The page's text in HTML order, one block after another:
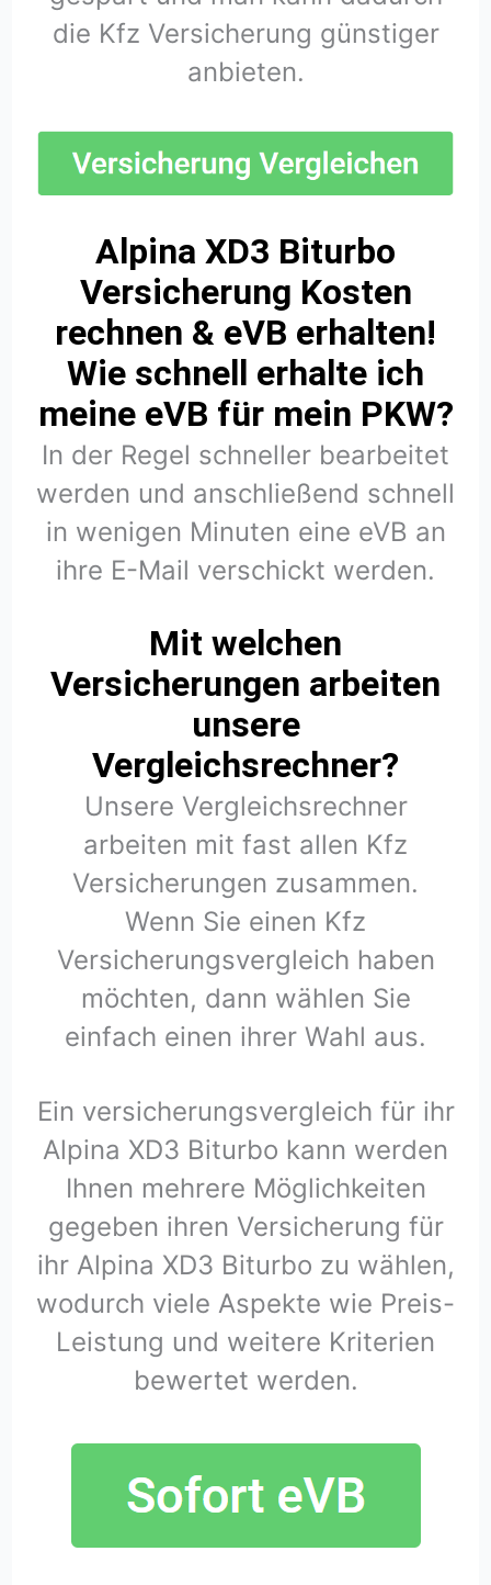
die Kfz Versicherung günstiger
anbieten.
Alpina XD3 Biturbo
Versicherung Kosten
rechnen & eVB erhalten!
Wie schnell erhalte ich
meine eVB für mein PKW?
In der Regel schneller bearbeitet
werden und anschließend schnell
in wenigen Minuten eine eVB an
ihre E-Mail verschickt werden.
Mit welchen
Versicherungen arbeiten
unsere
Vergleichsrechner?
Unsere Vergleichsrechner
arbeiten mit fast allen Kfz
Versicherungen zusammen.
Wenn Sie einen Kfz
Versicherungsvergleich haben
möchten, dann wählen Sie
einfach einen ihrer Wahl aus.
Ein versicherungsvergleich für ihr
Alpina XD3 Biturbo kann werden
Ihnen mehrere Möglichkeiten
gegeben ihren Versicherung für
ihr Alpina XD3 Biturbo zu wählen,
wodurch viele Aspekte wie Preis-
Leistung und weitere Kriterien
bewertet werden.